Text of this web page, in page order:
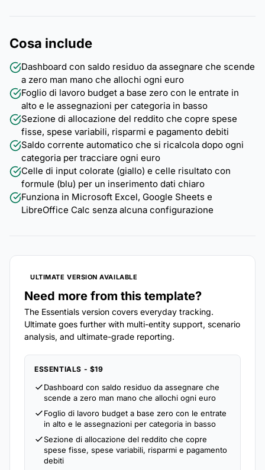
Cosa include
Dashboard con saldo residuo da assegnare che scende
a zero man mano che allochi ogni euro
Foglio di lavoro budget a base zero con le entrate in
alto e le assegnazioni per categoria in basso
Sezione di allocazione del reddito che copre spese
fisse, spese variabili, risparmi e pagamento debiti
Saldo corrente automatico che si ricalcola dopo ogni
categoria per tracciare ogni euro
Celle di input colorate (giallo) e celle risultato con
formule (blu) per un inserimento dati chiaro
Funziona in Microsoft Excel, Google Sheets e
LibreOffice Calc senza alcuna configurazione
ULTIMATE VERSION AVAILABLE
Need more from this template?
The Essentials version covers everyday tracking.
Ultimate goes further with multi-entity support, scenario
analysis, and ultimate-grade reporting.
ESSENTIALS - $19
Dashboard con saldo residuo da assegnare che
scende a zero man mano che allochi ogni euro
Foglio di lavoro budget a base zero con le entrate
in alto e le assegnazioni per categoria in basso
Sezione di allocazione del reddito che copre
spese fisse, spese variabili, risparmi e pagamento
debiti